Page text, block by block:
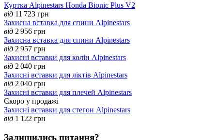
Куртка Alpinestars Honda Bionic Plus V2
від 11 723 грн
Захисна вставка для спини Alpinestars
від 2 956 грн
Захисна вставка для спини Alpinestars
від 2 957 грн
Захисні вставки для колін Alpinestars
від 2 040 грн
Захисні вставки для ліктів Alpinestars
від 2 040 грн
Захисні вставки для плечей Alpinestars
Скоро у продажі
Захисні вставки для стегон Alpinestars
від 1 122 грн
Залишились питання?